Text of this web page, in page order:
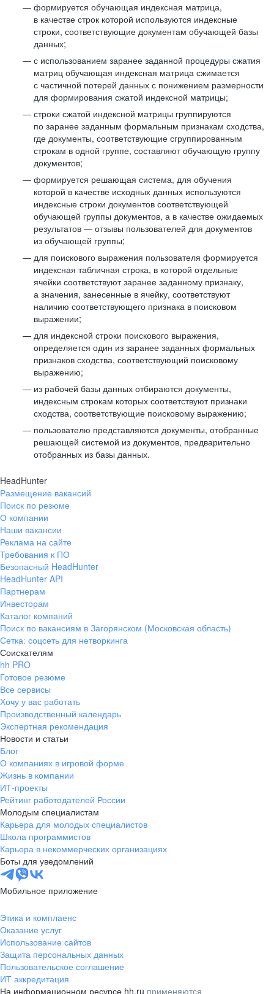
формируется обучающая индексная матрица,
в качестве строк которой используются индексные
строки, соответствующие документам обучающей базы
данных;
с использованием заранее заданной процедуры сжатия
матриц обучающая индексная матрица сжимается
с частичной потерей данных с понижением размерности
для формирования сжатой индексной матрицы;
строки сжатой индексной матрицы группируются
по заранее заданным формальным признакам сходства,
где документы, соответствующие сгруппированным
строкам в одной группе, составляют обучающую группу
документов;
формируется решающая система, для обучения
которой в качестве исходных данных используются
индексные строки документов соответствующей
обучающей группы документов, а в качестве ожидаемых
результатов — отзывы пользователей для документов
из обучающей группы;
для поискового выражения пользователя формируется
индексная табличная строка, в которой отдельные
ячейки соответствуют заранее заданному признаку,
а значения, занесенные в ячейку, соответствуют
наличию соответствующего признака в поисковом
выражении;
для индексной строки поискового выражения,
определяется один из заранее заданных формальных
признаков сходства, соответствующий поисковому
выражению;
из рабочей базы данных отбираются документы,
индексным строкам которых соответствуют признаки
сходства, соответствующие поисковому выражению;
пользователю представляются документы, отобранные
решающей системой из документов, предварительно
отобранных из базы данных.
HeadHunter
Размещение вакансий
Поиск по резюме
О компании
Наши вакансии
Реклама на сайте
Требования к ПО
Безопасный HeadHunter
HeadHunter API
Партнерам
Инвесторам
Каталог компаний
Поиск по вакансиям в Загорянском (Московская область)
Сетка: соцсеть для нетворкинга
Соискателям
hh PRO
Готовое резюме
Все сервисы
Хочу у вас работать
Производственный календарь
Экспертная рекомендация
Новости и статьи
Блог
О компаниях в игровой форме
Жизнь в компании
ИТ-проекты
Рейтинг работодателей России
Молодым специалистам
Карьера для молодых специалистов
Школа программистов
Карьера в некоммерческих организациях
Боты для уведомлений
Мобильное приложение
Этика и комплаенс
Оказание услуг
Использование сайтов
Защита персональных данных
Пользовательское соглашение
ИТ аккредитация
На информационном ресурсе hh.ru применяются